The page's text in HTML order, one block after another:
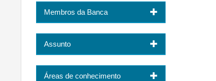
Membros da Banca
Assunto
Áreas de conhecimento